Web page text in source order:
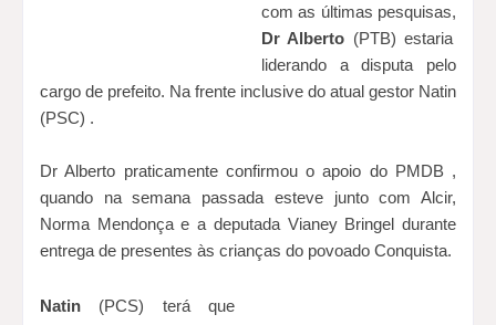
com as últimas pesquisas,
Dr Alberto (PTB) estaria
liderando a disputa pelo
cargo de prefeito. Na frente inclusive do atual gestor Natin
(PSC) .
Dr Alberto praticamente confirmou o apoio do PMDB ,
quando na semana passada esteve junto com Alcir,
Norma Mendonça e a deputada Vianey Bringel durante
entrega de presentes às crianças do povoado Conquista.
Natin (PCS) terá que